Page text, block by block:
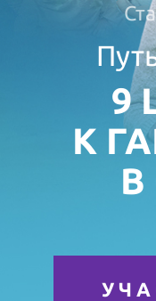
9
К
В
У Ч А